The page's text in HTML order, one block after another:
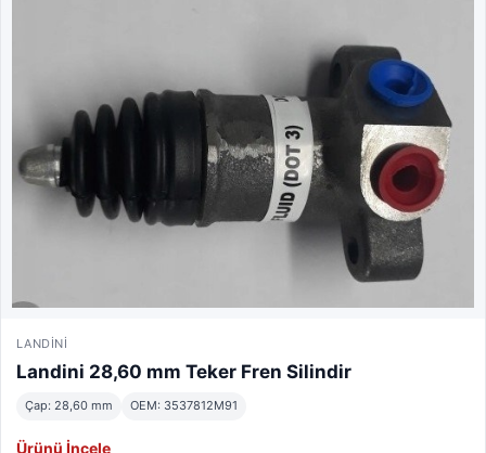
LANDINI
Landini 28,60 mm Teker Fren Silindir
Çap: 28,60 mm OEM: 3537812M91
Ürünü İncele